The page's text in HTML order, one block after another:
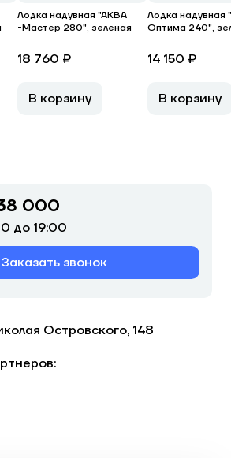
Лодка надувная "АКВА
-Мастер 280", зеленая
18 760 ₽
В корзину
Лодка надувная
Оптима 240",
14 150 ₽
В корзину
000
до 19:00
Заказать звонок
Островского, 148